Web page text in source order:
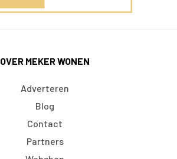
OVER MEKER WONEN
Adverteren
Blog
Contact
Partners